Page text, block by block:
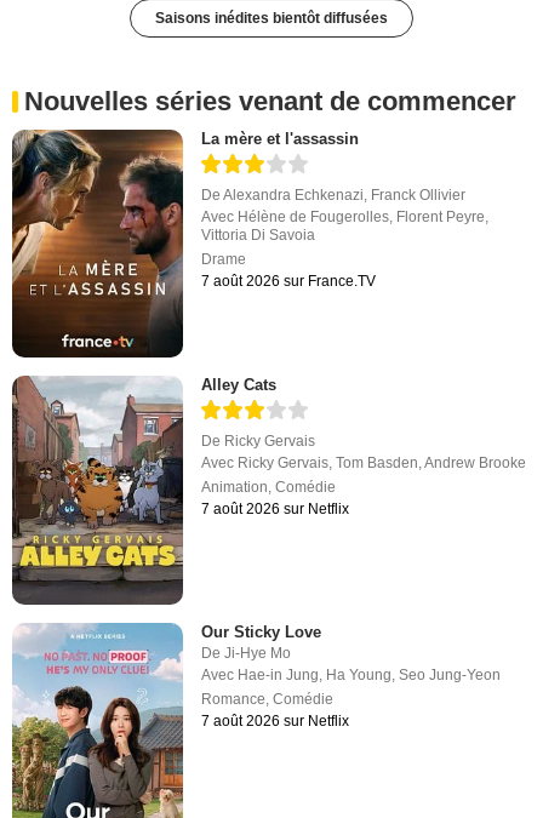
Saisons inédites bientôt diffusées
Nouvelles séries venant de commencer
La mère et l'assassin
DeAlexandra Echkenazi, Franck Ollivier
Avec Hélène de Fougerolles, Florent Peyre,
Vittoria Di Savoia
Drame
7 août 2026 sur France.TV
Alley Cats
De Ricky Gervais
Avec Ricky Gervais,Tom Basden,Andrew Brooke
Animation,Comédie
7 août 2026 sur Netflix
Our Sticky Love
DeJi-Hye Mo
Avec Hae-in Jung Ha Young ,Seo Jung-Yeon
Romance ,Comédie
7 août 2026 sur Netflix